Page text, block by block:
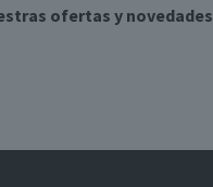
ofertas y novedades